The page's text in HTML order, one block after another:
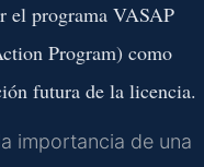
el programa VASAP
Program) como
futura de la licencia.
importancia de una